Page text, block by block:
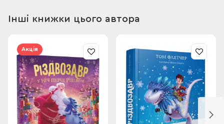
Інші книжки цього автора
Акція